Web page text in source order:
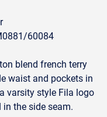
60084
blend french terry
waist and pockets in
varsity style Fila logo
the side seam.